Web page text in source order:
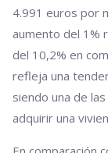
4.991 euros por
aumento del 1%
del 10,2% en
refleja una
siendo una de
adquirir una